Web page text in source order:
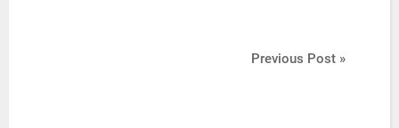
Previous Post »